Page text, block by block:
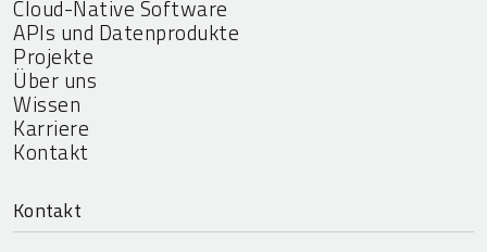
Cloud-Native Software
APIs und Datenprodukte
Projekte
Über uns
Wissen
Karriere
Kontakt
Kontakt